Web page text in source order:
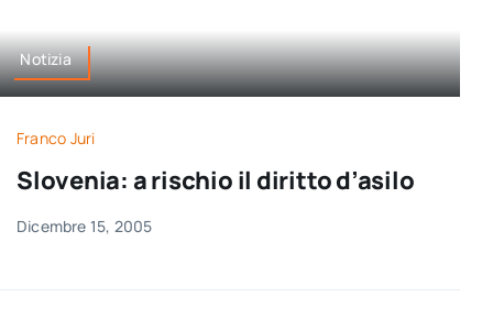
Notizia
Franco Juri
Slovenia: a rischio il diritto d’asilo
Dicembre 15, 2005